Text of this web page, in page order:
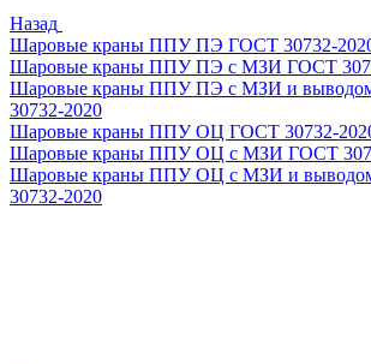
Назад
Шаровые краны ППУ ПЭ ГОСТ 30732-
Шаровые краны ППУ ПЭ с МЗИ ГОСТ
Шаровые краны ППУ ПЭ с МЗИ и
30732-2020
Шаровые краны ППУ ОЦ ГОСТ 30732-
Шаровые краны ППУ ОЦ с МЗИ ГОСТ
Шаровые краны ППУ ОЦ с МЗИ и
30732-2020